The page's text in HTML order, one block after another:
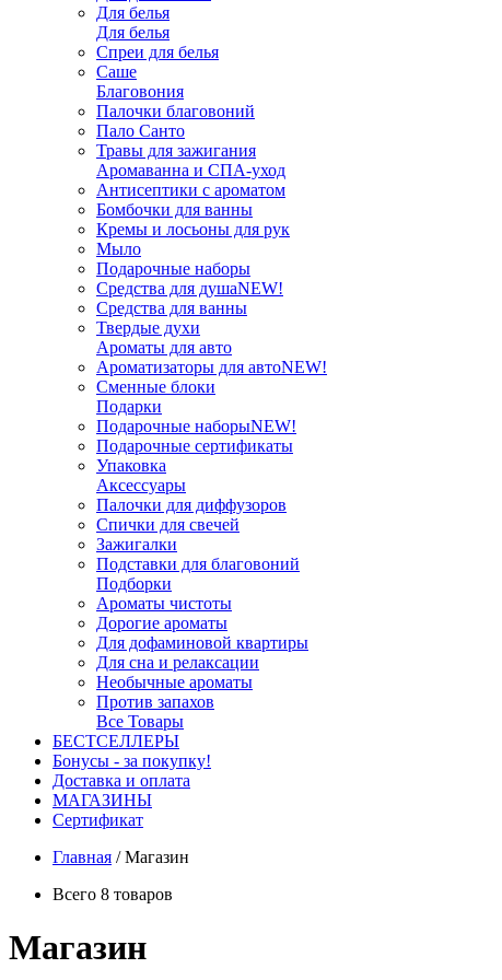
Для белья
Для белья
Спреи для белья
Саше
Благовония
Палочки благовоний
Пало Санто
Травы для зажигания
Аромаванна и СПА-уход
Антисептики с ароматом
Бомбочки для ванны
Кремы и лосьоны для рук
Мыло
Подарочные наборы
Средства для душаNEW!
Средства для ванны
Твердые духи
Ароматы для авто
Ароматизаторы для автоNEW!
Сменные блоки
Подарки
Подарочные наборыNEW!
Подарочные сертификаты
Упаковка
Аксессуары
Палочки для диффузоров
Спички для свечей
Зажигалки
Подставки для благовоний
Подборки
Ароматы чистоты
Дорогие ароматы
Для дофаминовой квартиры
Для сна и релаксации
Необычные ароматы
Против запахов
Все Товары
БЕСТСЕЛЛЕРЫ
Бонусы - за покупку!
Доставка и оплата
МАГАЗИНЫ
Cертификат
Главная /Магазин
Всего 8 товаров
Магазин